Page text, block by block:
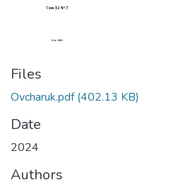
Files
Ovcharuk.pdf(402.13 KB)
Date
2024
Authors